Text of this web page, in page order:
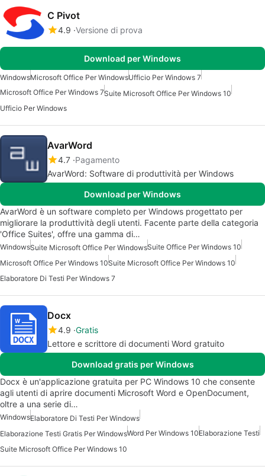
C Pivot
4.9 Versione di prova
Download per Windows
WindowsMicrosoft Office Per WindowsUfficio Per Windows 7
Microsoft Office Per Windows 7Suite Microsoft Office Per Windows 10
Ufficio Per Windows
AvarWord
4.7 Pagamento
AvarWord: Software di produttività per Windows
Download per Windows
AvarWord è un software completo per Windows progettato per
migliorare la produttività degli utenti. Facente parte della categoria
'Office Suites', offre una gamma di…
WindowsSuite Microsoft Office Per WindowsSuite Office Per Windows 10
Microsoft Office Per Windows 10Suite Microsoft Office Per Windows 10
Elaboratore Di Testi Per Windows 7
Docx
4.9 Gratis
Lettore e scrittore di documenti Word gratuito
Download gratis per Windows
Docx è un'applicazione gratuita per PC Windows 10 che consente
agli utenti di aprire documenti Microsoft Word e OpenDocument,
oltre a una serie di…
WindowsElaboratore Di Testi Per Windows
Elaborazione Testi Gratis Per WindowsWord Per Windows 10Elaborazione Testi
Suite Microsoft Office Per Windows 10